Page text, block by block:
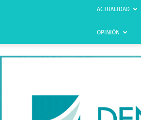
ACTUALIDAD
OPINIÓN